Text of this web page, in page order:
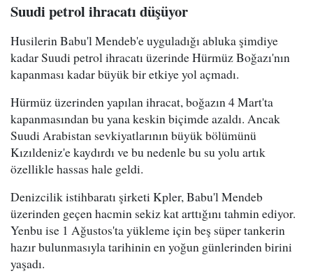
Suudi petrol ihracatı düşüyor
Husilerin Babu'l Mendeb'e uyguladığı abluka şimdiye
kadar Suudi petrol ihracatı üzerinde Hürmüz Boğazı'nın
kapanması kadar büyük bir etkiye yol açmadı.
Hürmüz üzerinden yapılan ihracat, boğazın 4 Mart'ta
kapanmasından bu yana keskin biçimde azaldı. Ancak
Suudi Arabistan sevkiyatlarının büyük bölümünü
Kızıldeniz'e kaydırdı ve bu nedenle bu su yolu artık
özellikle hassas hale geldi.
Denizcilik istihbaratı şirketi Kpler, Babu'l Mendeb
üzerinden geçen hacmin sekiz kat arttığını tahmin ediyor.
Yenbu ise 1 Ağustos'ta yükleme için beş süper tankerin
hazır bulunmasıyla tarihinin en yoğun günlerinden birini
yaşadı.